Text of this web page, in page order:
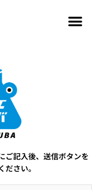
ご記入後、送信ボタンを
ださい。